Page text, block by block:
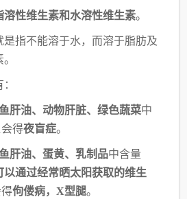
溶性维生素和水溶性维生素。
是指不能溶于水，而溶于脂肪及
鱼肝油、动物肝脏、绿色蔬菜中
得夜盲症。
鱼肝油、蛋黄、乳制品中含量
以通过经常晒太阳获取的维生
佝偻病，X型腿。